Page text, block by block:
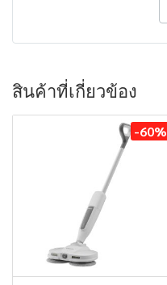
สินค้าที่เกี่ยวข้อง
-60%